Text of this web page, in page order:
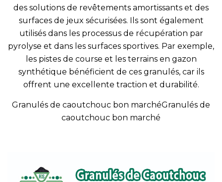
des solutions de revêtements amortissants et des
surfaces de jeux sécurisées. Ils sont également
utilisés dans les processus de récupération par
pyrolyse et dans les surfaces sportives. Par exemple,
les pistes de course et les terrains en gazon
synthétique bénéficient de ces granulés, car ils
offrent une excellente traction et durabilité.
Granulés de caoutchouc bon marchéGranulés de
caoutchouc bon marché